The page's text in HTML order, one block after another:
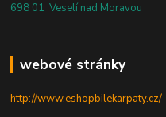
698 01 Veselí nad Moravou
webové stránky
http://www.eshopbilekarpaty.cz/